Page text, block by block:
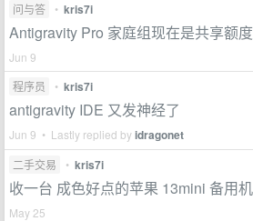
问与答 • kris7i
Antigravity Pro 家庭组现在是共享额
Jun 9
程序员
• kris7i
antigravity IDE 又发神经了
Jun 9 • Lastly replied byidragonet
二手交易 • kris7i
收一台 成色好点的苹果 13mini 备用机
May 25